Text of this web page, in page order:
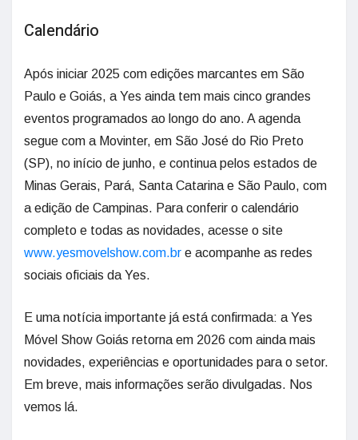
Calendário
Após iniciar 2025 com edições marcantes em São
Paulo e Goiás, a Yes ainda tem mais cinco grandes
eventos programados ao longo do ano. A agenda
segue com a Movinter, em São José do Rio Preto
(SP), no início de junho, e continua pelos estados de
Minas Gerais, Pará, Santa Catarina e São Paulo, com
a edição de Campinas. Para conferir o calendário
completo e todas as novidades, acesse o site
www.yesmovelshow.com.br e acompanhe as redes
sociais oficiais da Yes.
E uma notícia importante já está confirmada: a Yes
Móvel Show Goiás retorna em 2026 com ainda mais
novidades, experiências e oportunidades para o setor.
Em breve, mais informações serão divulgadas. Nos
vemos lá.